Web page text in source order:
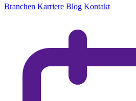
Branchen Karriere Blog Kontakt